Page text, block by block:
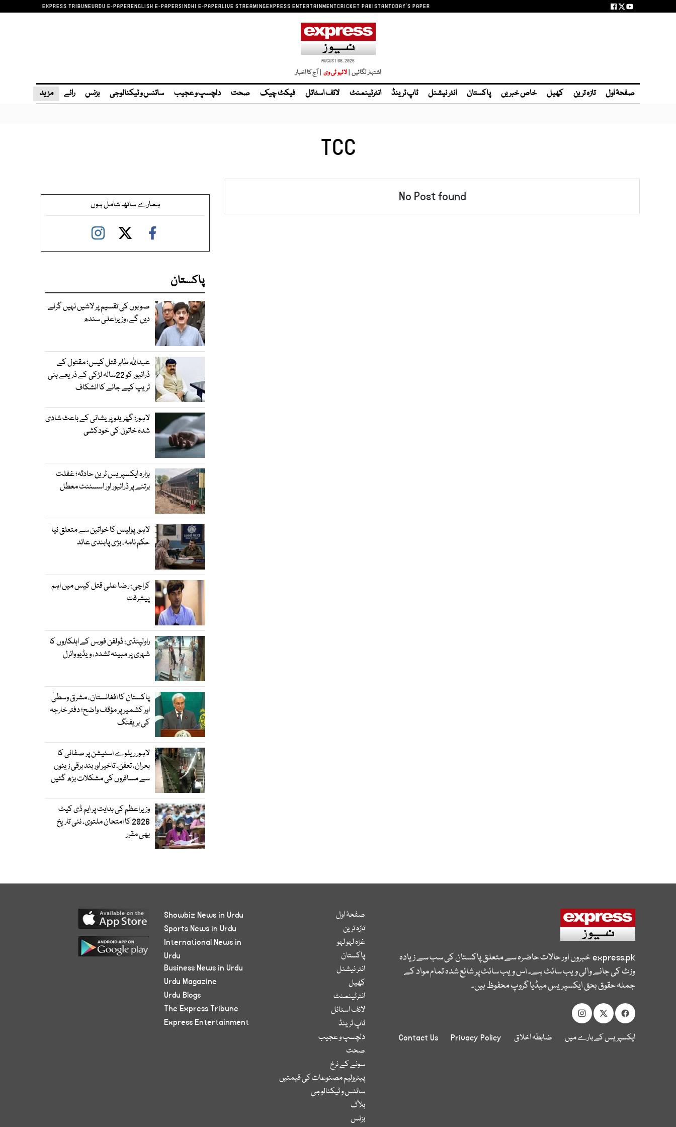
EXPRESS TRIBUNEURDU E-PAPERENGLISH E-PAPERSINDHI E-PAPERLIVE STREAMINGEXPRESS ENTERTAINMENTCRICKET PAKISTANTODAY'S PAPER
AUGUST 06, 2026
اشتہار لگائیں | | آج کا اخبار
صفحۂ اول تازہ ترین کھیل خاص خبریں پاکستان انٹر نیشنل ٹاپ ٹرینڈ انٹرٹینمنٹ لائف اسٹائل فیکٹ چیک صحت دلچسپ و عجیب سائنس و ٹیکنالوجی بزنس رائے مزید
TCC
No Post found ہمارے ساتھ شامل ہوں
پاکستان
صوبوں کی تقسیم پر لاشیں نہیں گرنے
دیں گے، وزیراعلیٰ سندھ
عبداللہ طاہر قتل کیس؛ مقتول کے
ڈرائیور کو 22سالہ لڑکی کے ذریعے ہنی
ٹریپ کیے جانے کا انشکاف
لاہور؛ گھریلو پریشانی کے باعث شادی
شدہ خاتون کی خودکشی
ہزارہ ایکسپریس ٹرین حادثہ؛ غفلت
برتنے پر ڈرائیور اور اسسٹنٹ معطل
لاہور پولیس کا خواتین سے متعلق نیا
حکم نامہ، بڑی پابندی عائد
کراچی: رضا علی قتل کیس میں اہم
پیشرفت
راولپنڈی: ڈولفن فورس کے اہلکاروں کا
شہری پر مبینہ تشدد، ویڈیو وائرل
پاکستان کا افغانستان، مشرق وسطیٰ
اور کشمیر پر مؤقف واضح؛ دفتر خارجہ
کی بریفنگ
لاہور ریلوے اسٹیشن پر صفائی کا
بحران، تعفن، تاخیر اور بند برقی زینوں
سے مسافروں کی مشکلات بڑھ گئیں
وزیراعظم کی ہدایت پر ایم ڈی کیٹ
2026 کا امتحان ملتوی، نئی تاریخ
بھی مقرر
express.pkخبروں اور حالات حاضرہ سے متعلق پاکستان کی سب سے زیادہ
وزٹ کی جانے والی ویب سائٹ ہے۔ اس ویب سائٹ پر شائع شدہ تمام مواد کے
جملہ حقوق بحق ایکسپریس میڈیا گروپ محفوظ ہیں۔
ایکسپریس کے بارے میں ضابطہ اخلاق Privacy Policy
Contact Us
صفحۂ اول
تازہ ترین
غزہ لہو لہو
پاکستان
انٹر نیشنل
کھیل
انٹرٹینمنٹ
لائف اسٹائل
ٹاپ ٹرینڈ
دلچسپ و عجیب
صحت
سونے کے نرخ
پیٹرولیم مصنوعات کی قیمتیں
سائنس و ٹیکنالوجی
بلاگ
بزنس
Showbiz News in Urdu
Sports News in Urdu
International News in
Urdu
Business News in Urdu
Urdu Magazine
Urdu Blogs
The Express Tribune
Express Entertainment